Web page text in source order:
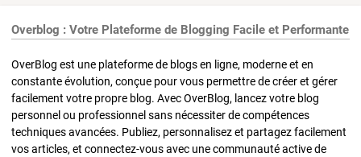
Overblog : Votre Plateforme de Blogging Facile et Performante
OverBlog est une plateforme de blogs en ligne, moderne et en
constante évolution, conçue pour vous permettre de créer et gérer
facilement votre propre blog. Avec OverBlog, lancez votre blog
personnel ou professionnel sans nécessiter de compétences
techniques avancées. Publiez, personnalisez et partagez facilement
vos articles, et connectez-vous avec une communauté active de